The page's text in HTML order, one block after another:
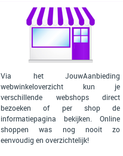
Via het JouwAanbieding
webwinkeloverzicht kun je
verschillende webshops direct
bezoeken of per shop de
informatiepagina bekijken. Online
shoppen was nog nooit zo
eenvoudig en overzichtelijk!